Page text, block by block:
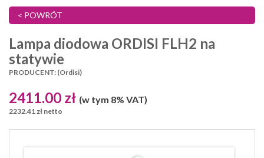
< POWRÓT
Lampa diodowa ORDISI FLH2 na
statywie
PRODUCENT: (Ordisi)
2411.00 zł (w tym 8% VAT)
2232.41 zł netto